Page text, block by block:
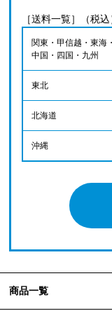
［送料一覧］（税込
関東・甲信越・東海
中国・四国・九州
東北
北海道
沖縄
商品一覧